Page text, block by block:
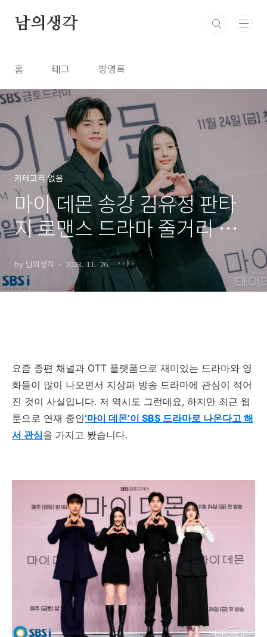
남의생각
홈 태그 방명록
카테고리 없음
마이 데몬 송강 김유정 판타
지 로맨스 드라마 줄거리 등
by 남의생각 2023. 11. 26.
요즘 종편 채널과 OTT 플랫폼으로 재미있는 드라마와 영
화들이 많이 나오면서 지상파 방송 드라마에 관심이 적어
진 것이 사실입니다. 저 역시도 그런데요, 하지만 최근 웹
툰으로 연재 중인‘마이 데몬’이 SBS 드라마로 나온다고 해
서 관심을 가지고 봤습니다.